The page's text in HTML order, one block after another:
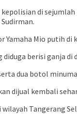
di
Mio putih
berisi ganja
dua botol
dijual kembali
Tangerang